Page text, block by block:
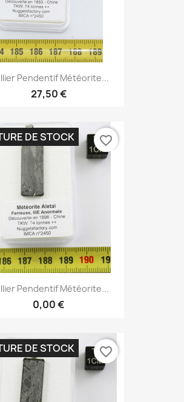
Pendentif Météorite...
27,50 €
Pendentif Météorite...
0,00 €
DE STOCK favorite_border
DE STOCK favorite_border